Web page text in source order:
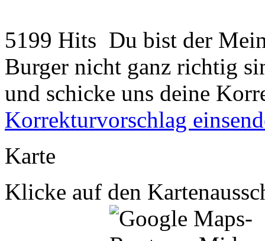
5199 Hits Du bist der
Burger nicht ganz richtig
und schicke uns deine
Korrekturvorschlag
Karte
Klicke auf den